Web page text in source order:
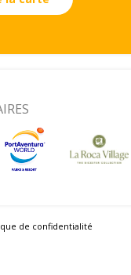
de confidentialité